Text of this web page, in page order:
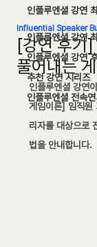
인플루엔셜 강연
인플루엔셜 강연
추천 강연 시리즈
인플루엔셜 전속
인플루엔셜 강연
[강연 후기
풀어내는
Influential Speaker
인플루엔셜 강연
게임이론] 임직원
리자를 대상으로
법을 안내합니다.